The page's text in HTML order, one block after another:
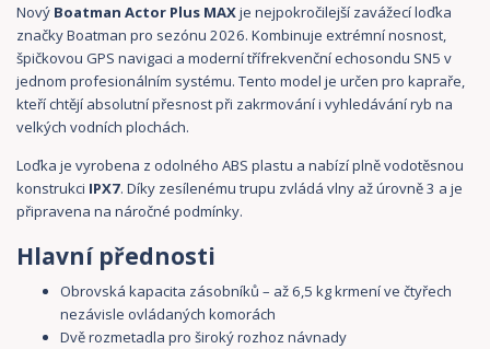
Nový Boatman Actor Plus MAXje nejpokročilejší zavážecí loďka
značky Boatman pro sezónu 2026. Kombinuje extrémní nosnost,
špičkovou GPS navigaci a moderní třífrekvenční echosondu SN5 v
jednom profesionálním systému. Tento model je určen pro kapraře,
kteří chtějí absolutní přesnost při zakrmování i vyhledávání ryb na
velkých vodních plochách.
Loďka je vyrobena z odolného ABS plastu a nabízí plně vodotěsnou
konstrukci IPX7. Díky zesílenému trupu zvládá vlny až úrovně 3 a je
připravena na náročné podmínky.
Hlavní přednosti
Obrovská kapacita zásobníků – až 6,5 kg krmení ve čtyřech
nezávisle ovládaných komorách
Dvě rozmetadla pro široký rozhoz návnady